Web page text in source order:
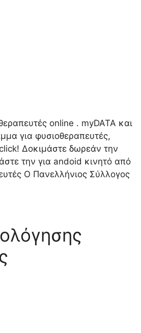
online . myDATA και
για φυσιοθεραπευτές,
Δοκιμάστε δωρεάν την
την για andoid κινητό από
O Πανελλήνιος Σύλλογος